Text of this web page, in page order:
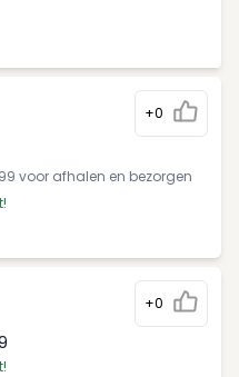
+0
voor afhalen en bezorgen
+0